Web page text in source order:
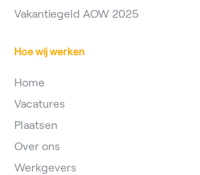
Vakantiegeld AOW 2025
Hoe wij werken
Home
Vacatures
Plaatsen
Over ons
Werkgevers